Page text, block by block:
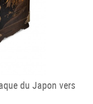
du Japon vers